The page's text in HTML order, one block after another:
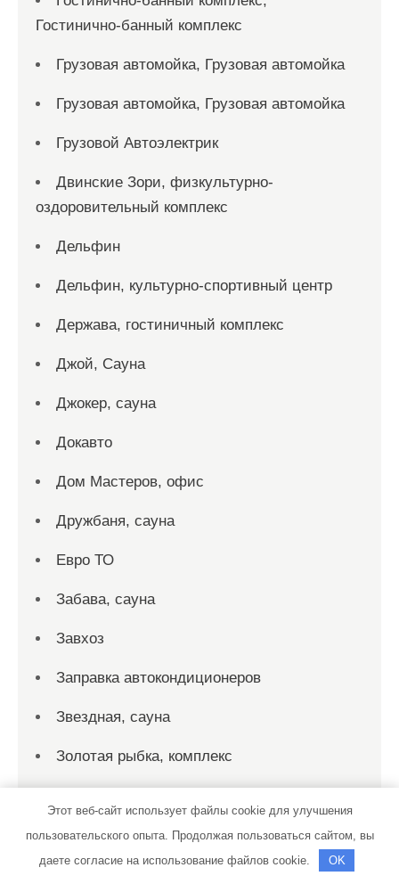
Гостинично-банный комплекс
Грузовая автомойка, Грузовая автомойка
Грузовая автомойка, Грузовая автомойка
Грузовой Автоэлектрик
Двинские Зори, физкультурно-
оздоровительный комплекс
Дельфин
Дельфин, культурно-спортивный центр
Держава, гостиничный комплекс
Джой, Сауна
Джокер, сауна
Докавто
Дом Мастеров, офис
Дружбаня, сауна
Евро ТО
Забава, сауна
Завхоз
Заправка автокондиционеров
Звездная, сауна
Золотая рыбка, комплекс
Идеал, сауна
Этот веб-сайт использует файлы cookie для улучшения
пользовательского опыта. Продолжая пользоваться сайтом, вы
даете согласие на использование файлов cookie.
OK